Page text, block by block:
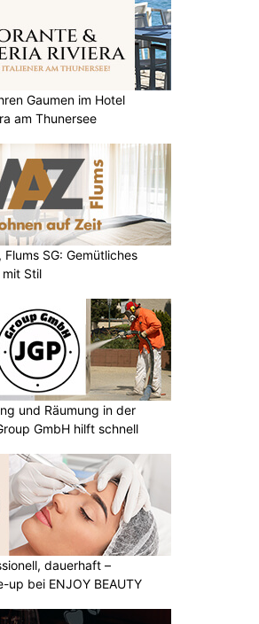
Gaumen im Hotel
am Thunersee
Flums SG: Gemütliches
Stil
und Räumung in der
GmbH hilft schnell
dauerhaft –
up bei ENJOY BEAUTY